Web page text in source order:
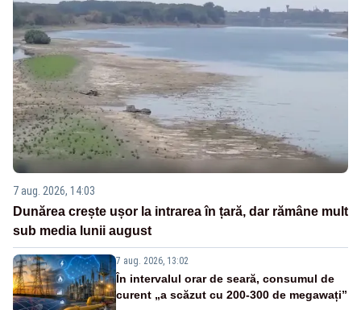
7 aug. 2026, 14:03
Dunărea crește ușor la intrarea în țară, dar rămâne mult
sub media lunii august
7 aug. 2026, 13:02
În intervalul orar de seară, consumul de
curent „a scăzut cu 200-300 de megawați”